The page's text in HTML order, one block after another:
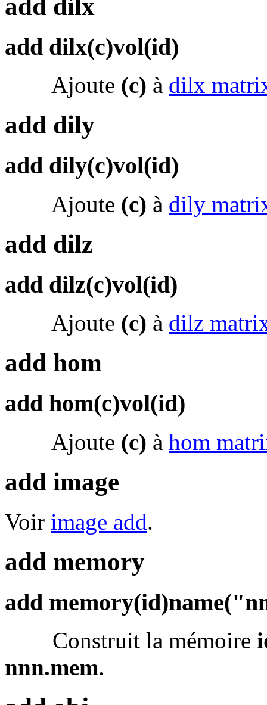
add dilx
add dilx(c)vol(id)
Ajoute (c) à dilx
add dily
add dily(c)vol(id)
Ajoute (c) à dily
add dilz
add dilz(c)vol(id)
Ajoute (c) à dilz
add hom
add hom(c)vol(id)
Ajoute (c) à hom
add image
Voir image add.
add memory
add
Construit la mémoire
nnn.mem.